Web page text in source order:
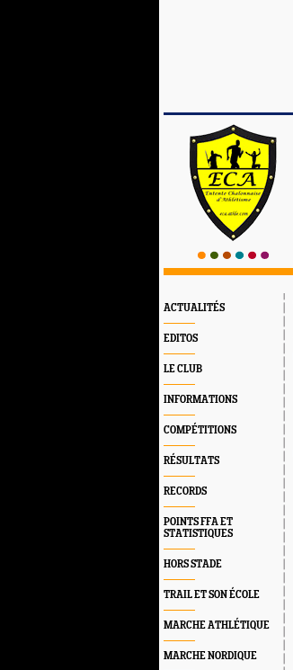
ACTUALITÉS
EDITOS
LE CLUB
INFORMATIONS
COMPÉTITIONS
RÉSULTATS
RECORDS
POINTS FFA ET
STATISTIQUES
HORS STADE
TRAIL ET SON ÉCOLE
MARCHE ATHLÉTIQUE
MARCHE NORDIQUE